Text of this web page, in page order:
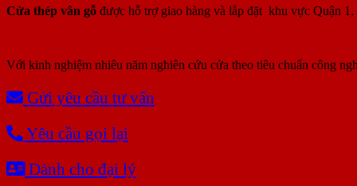
Cửa thép vân gỗ được hỗ trợ giao hàng và lắp đặt khu vực Quận
Với kinh nghiệm nhiêu năm nghiên cứu cửa theo tiêu chuẩn công
Gửi yêu cầu tư vấn
Yêu cầu gọi lại
Dành cho đại lý